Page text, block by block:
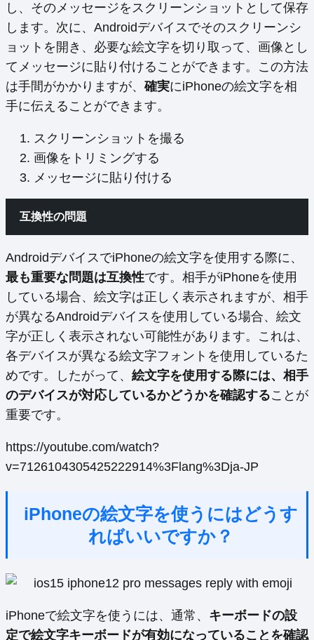
し、そのメッセージをスクリーンショットとして保存
します。次に、Androidデバイスでそのスクリーンシ
ョットを開き、必要な絵文字を切り取って、画像とし
てメッセージに貼り付けることができます。この方法
は手間がかかりますが、確実にiPhoneの絵文字を相
手に伝えることができます。
スクリーンショットを撮る
画像をトリミングする
メッセージに貼り付ける
互換性の問題
AndroidデバイスでiPhoneの絵文字を使用する際に、
最も重要な問題は互換性です。相手がiPhoneを使用
している場合、絵文字は正しく表示されますが、相手
が異なるAndroidデバイスを使用している場合、絵文
字が正しく表示されない可能性があります。これは、
各デバイスが異なる絵文字フォントを使用しているた
めです。したがって、 絵文字を使用する際には、相手
のデバイスが対応しているかどうかを確認することが
重要です。
https://youtube.com/watch?
v=7126104305425222914%3Flang%3Dja-JP
iPhoneの絵文字を使うにはどうす
ればいいですか？
iPhoneで絵文字を使うには、通常、 キーボードの設
定で絵文字キーボードが有効になっていることを確認